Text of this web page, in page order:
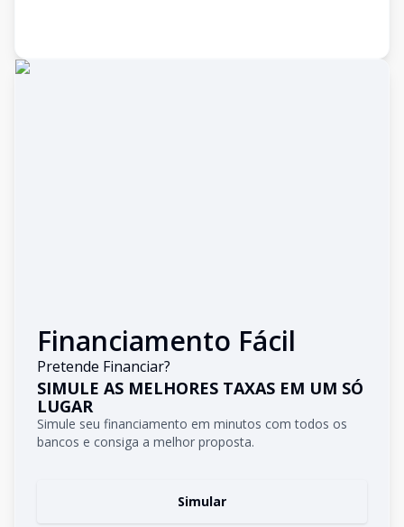
Financiamento Fácil
Pretende Financiar?
SIMULE AS MELHORES TAXAS EM UM SÓ
LUGAR
Simule seu financiamento em minutos com todos os
bancos e consiga a melhor proposta.
Simular